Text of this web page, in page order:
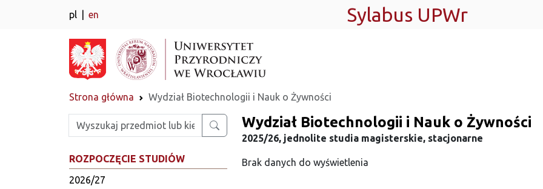
pl en Sylabus UPWr
Strona główna Wydział Biotechnologii i Nauk o Żywności
Wpisz szukaną frazę
ROZPOCZĘCIE STUDIÓW
2026/27
Wydział Biotechnologii i Nauk o Żywności
2025/26, jednolite studia magisterskie, stacjonarne
Brak danych do wyświetlenia